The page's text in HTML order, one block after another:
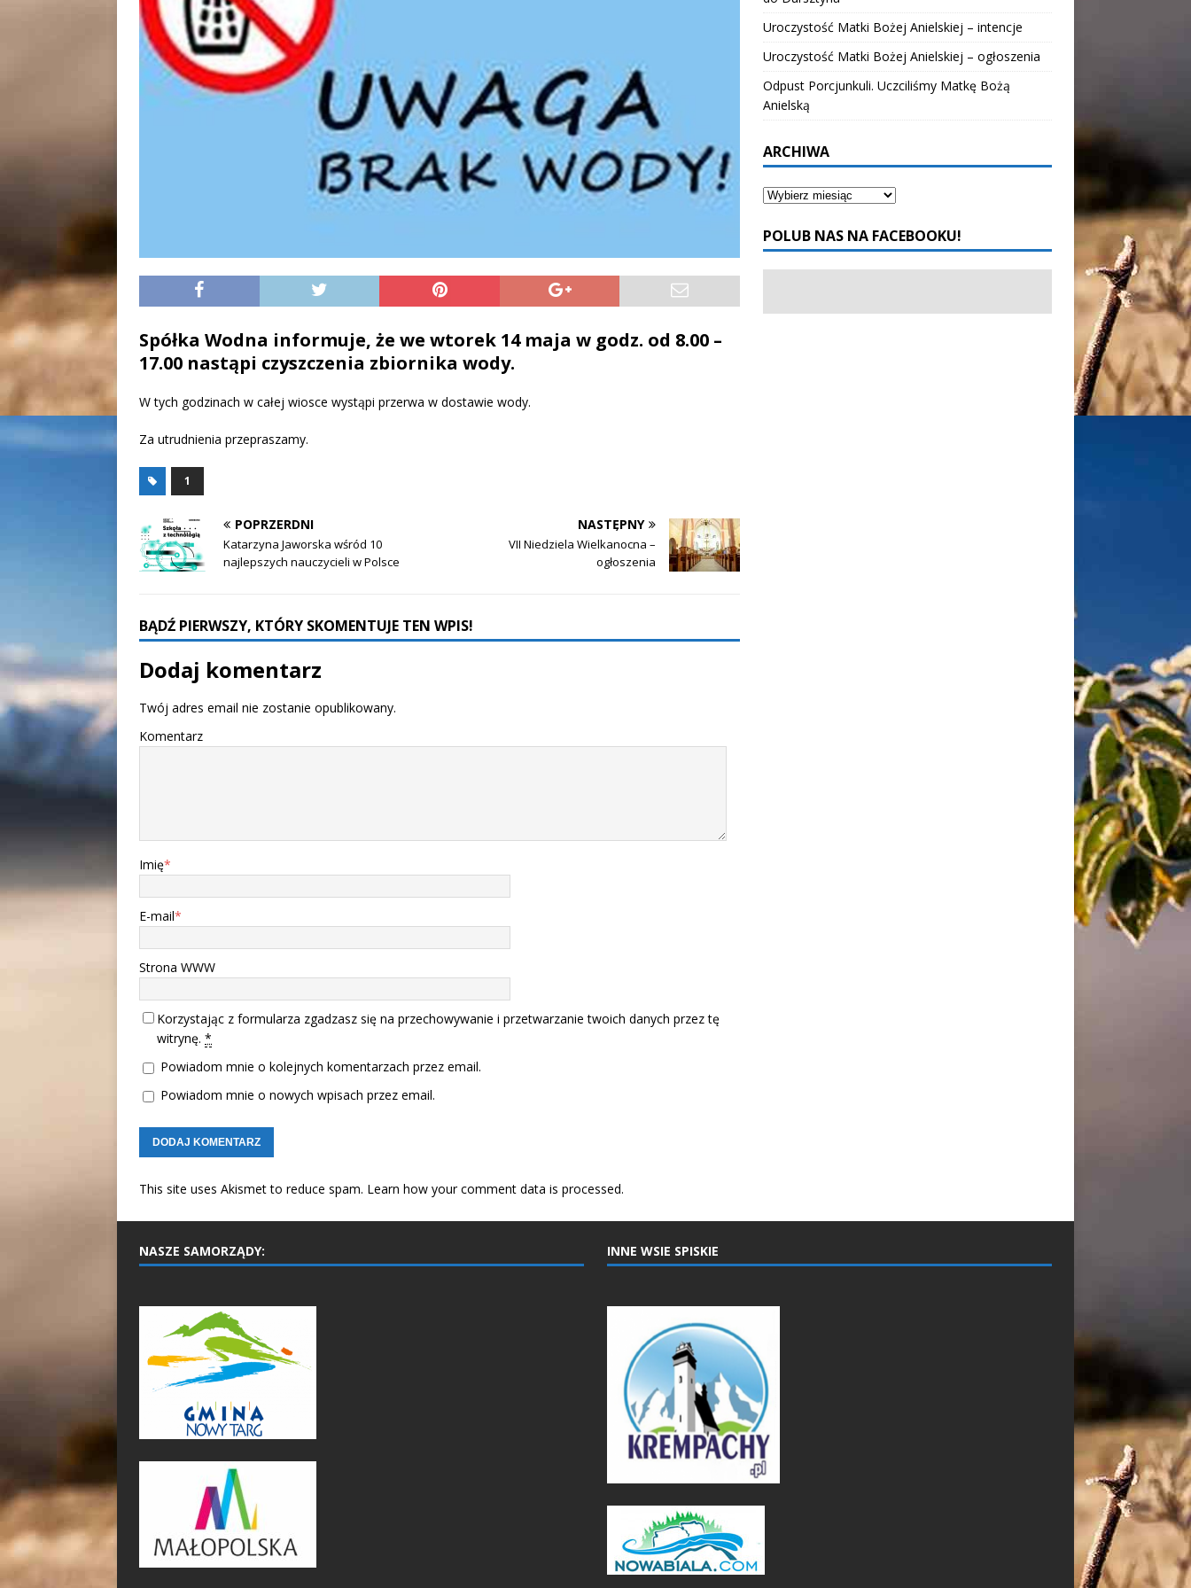
Spółka Wodna informuje, że we wtorek 14 maja w godz. od 8.00 –
17.00 nastąpi czyszczenia zbiornika wody.
W tych godzinach w całej wiosce wystąpi przerwa w dostawie wody.
Za utrudnienia przepraszamy.
1
POPRZERDNI
Katarzyna Jaworska wśród 10
najlepszych nauczycieli w Polsce
NASTĘPNY
VII Niedziela Wielkanocna –
ogłoszenia
BĄDŹ PIERWSZY, KTÓRY SKOMENTUJE TEN WPIS!
Dodaj komentarz
Twój adres email nie zostanie opublikowany.
Komentarz
Imię*
E-mail*
Strona WWW
Korzystając z formularza zgadzasz się na przechowywanie i przetwarzanie twoich danych przez tę
witrynę. *
Powiadom mnie o kolejnych komentarzach przez email.
Powiadom mnie o nowych wpisach przez email.
This site uses Akismet to reduce spam. Learn how your comment data is processed.
Uroczystość Matki Bożej Anielskiej – intencje
Uroczystość Matki Bożej Anielskiej – ogłoszenia
Odpust Porcjunkuli. Uczciliśmy Matkę Bożą
Anielską
ARCHIWA
POLUB NAS NA FACEBOOKU!
NASZE SAMORZĄDY: INNE WSIE SPISKIE